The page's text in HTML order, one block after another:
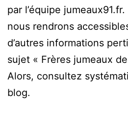
par l’équipe
nous rendrons
d’autres informations
sujet « Frères jumeaux de
Alors, consultez
blog.